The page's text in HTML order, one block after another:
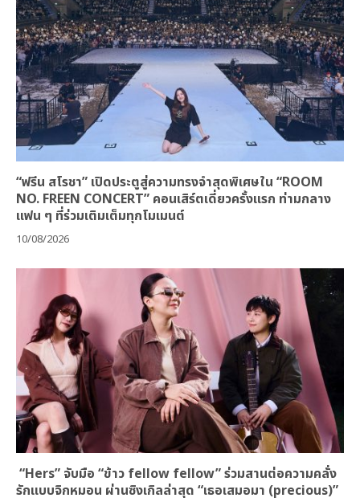
“ฟรีน สโรชา” เปิดประตูสู่ความทรงจำสุดพิเศษใน “ROOM
NO. FREEN CONCERT” คอนเสิร์ตเดี่ยวครั้งแรก ท่ามกลาง
แฟน ๆ ที่ร่วมเติมเต็มทุกโมเมนต์
10/08/2026
“Hers” จับมือ “ข้าว fellow fellow” ร่วมสานต่อความคลั่ง
รักแบบจิกหมอน ผ่านซิงเกิลล่าสุด “เธอเสมอมา (precious)”